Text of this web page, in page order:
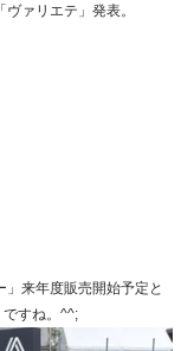
ァリエテ」発表。
来年度販売開始予定と
すね。^^;